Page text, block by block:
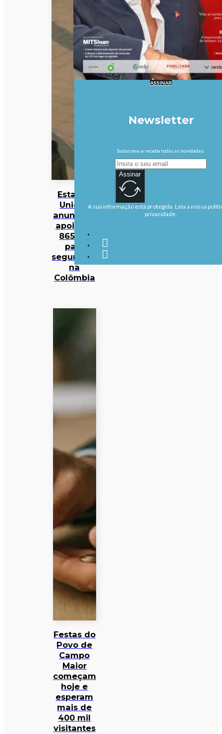
Estados
Unidos
anunciam
apoio de
865 ME
para
segurança
na
Colômbia
Festas do
Povo de
Campo
Maior
começam
hoje e
esperam
mais de
400 mil
visitantes
ASSINAR
Newsletter
Subscreva e receba todas as novidades.
Assinar
A sua informação está protegida. Leia a nossa
privacidade.